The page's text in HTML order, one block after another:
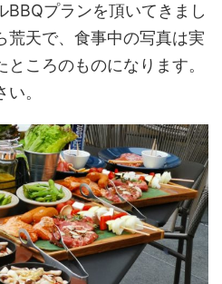
BBQプランを頂いてきまし
荒天で、食事中の写真は実
ころのものになります。
。